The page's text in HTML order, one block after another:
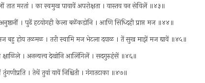
तात मरतां । का स्वमुख पावावें अपरोक्षता । यास्तव वन सेविलें ॥४३॥
अनुष्ठानीं । पुढें हटयोगही केला बळेंकडोनि । आणि सिध्दिही प्राप्त मज ॥४४॥
बहु होय तळमळ । तरी स्वामि मज भेटला दयाळ । तें सुख माझें मज द्यावें ॥४५॥
क्षाळिले । अनन्यत्त्व देखोनि आलिंगिलें । सदगुरुहंसें ॥४६॥
। तेथें तुवां यावें निश्चिती । गंगातटाका ॥४७॥